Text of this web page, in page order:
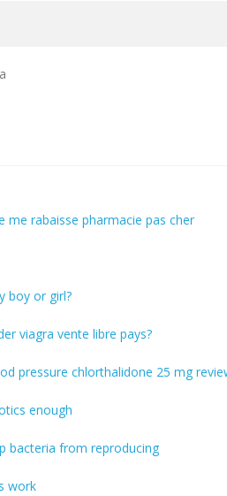
me rabaisse pharmacie pas cher
boy or girl?
viagra vente libre pays?
pressure chlorthalidone 25 mg
enough
bacteria from reproducing
work